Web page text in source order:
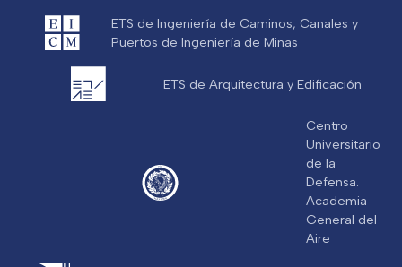
ETS de Ingeniería de Caminos, Canales y
Puertos de Ingeniería de Minas
ETS de Arquitectura y Edificación
Centro
Universitario
de la
Defensa.
Academia
General del
Aire